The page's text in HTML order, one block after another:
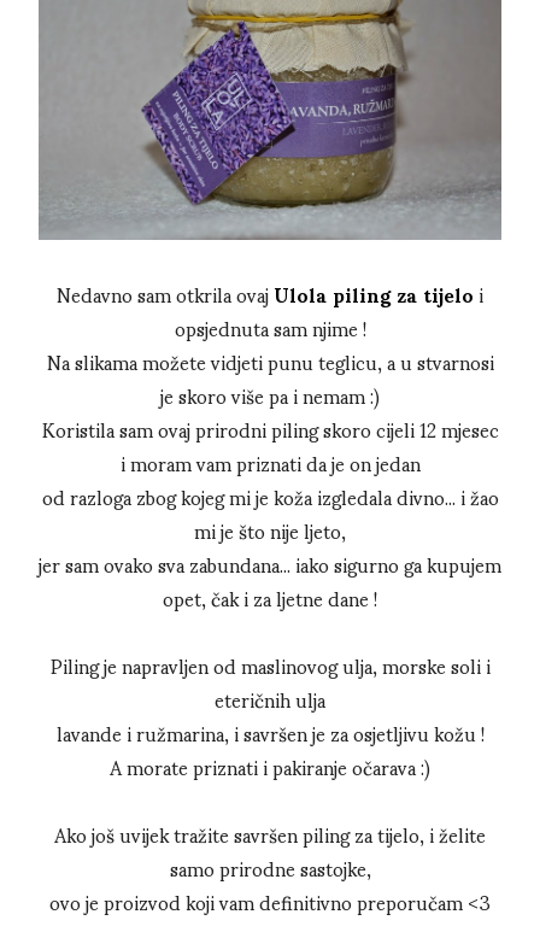
Nedavno sam otkrila ovajUlola piling za tijeloi
opsjednuta sam njime !
Na slikama možete vidjeti punu teglicu, a u stvarnosi
je skoro više pa i nemam :)
Koristila sam ovaj prirodni piling skoro cijeli 12 mjesec
i moram vam priznati da je on jedan
od razloga zbog kojeg mi je koža izgledala divno... i žao
mi je što nije ljeto,
jer sam ovako sva zabundana... iako sigurno ga kupujem
opet, čak i za ljetne dane !
Piling je napravljen od maslinovog ulja, morske soli i
eteričnih ulja
lavande i ružmarina, i savršen je za osjetljivu kožu !
A morate priznati i pakiranje očarava :)
Ako još uvijek tražite savršen piling za tijelo, i želite
samo prirodne sastojke,
ovo je proizvod koji vam definitivno preporučam <3